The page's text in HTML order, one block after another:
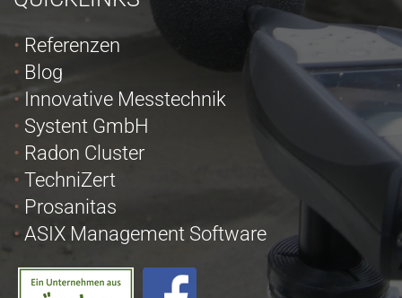
Referenzen
Blog
Innovative Messtechnik
Systent GmbH
Radon Cluster
TechniZert
Prosanitas
ASIX Management Software